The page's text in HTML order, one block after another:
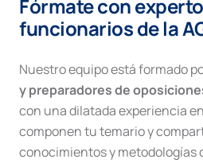
Fórmate con
funcionarios de la
Nuestro equipo está formado
y preparadores de
con una dilatada experiencia
componen tu temario y
conocimientos y metodologías